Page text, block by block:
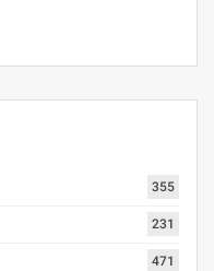
355
231
471